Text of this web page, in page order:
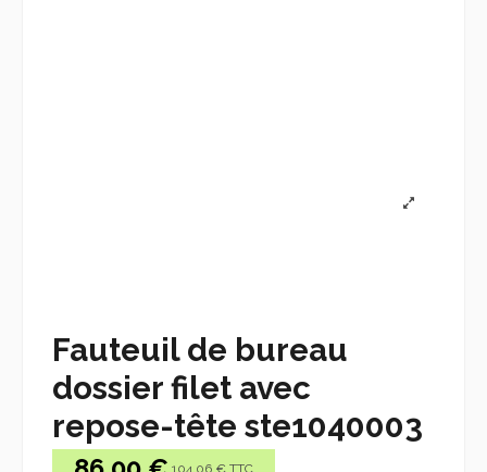
Fauteuil de bureau
dossier filet avec
repose-tête ste1040003
104.06 € TTC